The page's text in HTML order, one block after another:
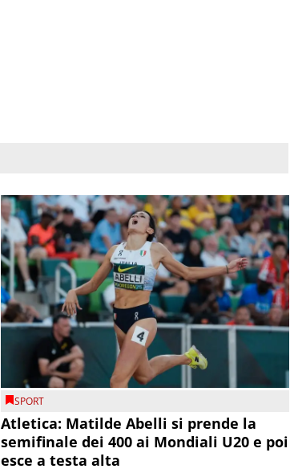
SPORT
Atletica: Matilde Abelli si prende la
semifinale dei 400 ai Mondiali U20 e poi
esce a testa alta